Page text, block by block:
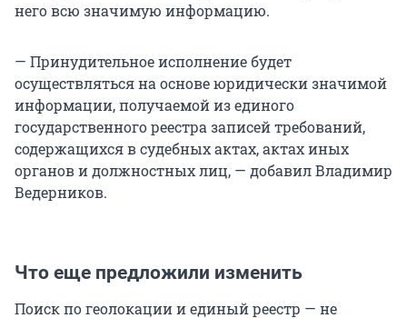
него всю значимую информацию.
— Принудительное исполнение будет
осуществляться на основе юридически значимой
информации, получаемой из единого
государственного реестра записей требований,
содержащихся в судебных актах, актах иных
органов и должностных лиц, — добавил Владимир
Ведерников.
Что еще предложили изменить
Поиск по геолокации и единый реестр — не